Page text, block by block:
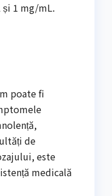
1 mg/mL.
poate fi
de
este
medicală